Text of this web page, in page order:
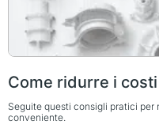
Come ridurre i
Seguite questi consigli pratici
conveniente.